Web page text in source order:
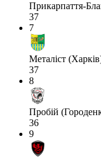
Прикарпаття-
37
7
Металіст
37
8
Пробій
36
9